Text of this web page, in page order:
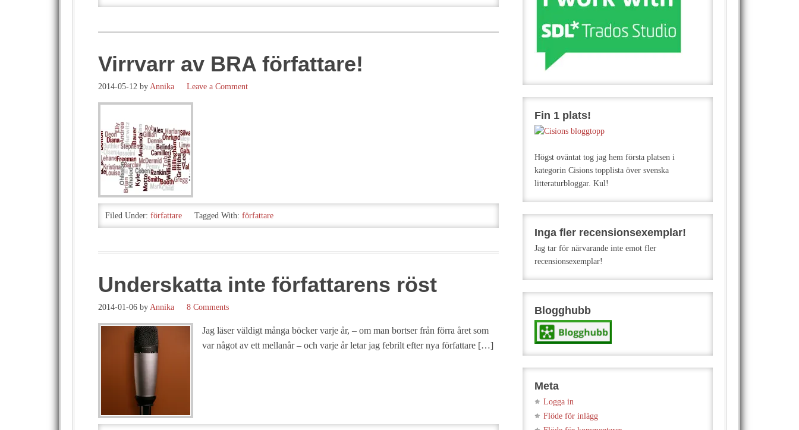
Virrvarr av BRA författare!
2014-05-12 by Annika Leave a Comment
Filed Under: författare Tagged With: författare
Underskatta inte författarens röst
2014-01-06 by Annika 8 Comments
Jag läser väldigt många böcker varje år, – om man bortser från förra året som
var något av ett mellanår – och varje år letar jag febrilt efter nya författare […]
Fin 1 plats!
Högst oväntat tog jag hem första platsen i
kategorin Cisions topplista över svenska
litteraturbloggar. Kul!
Inga fler recensionsexemplar!
Jag tar för närvarande inte emot fler
recensionsexemplar!
Blogghubb
Meta
Logga in
Flöde för inlägg